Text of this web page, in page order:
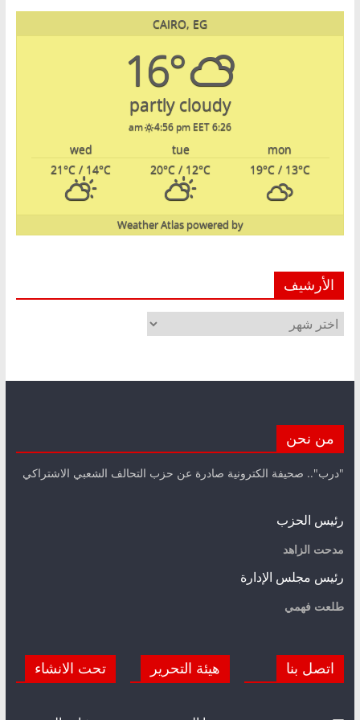
CAIRO, EG
16°
partly cloudy
6:26 am
4:56 pm EET
mon
tue
wed
19°C/ 13°C
20°C / 12°C
21°C / 14°C
powered by
Weather Atlas
الأرشيف
الأرشيف
من نحن
"درب".. صحيفة الكترونية صادرة عن حزب التحالف الشعبي الاشتراكي
رئيس الحزب
مدحت الزاهد
رئيس مجلس الإدارة
طلعت فهمي
اتصل بنا هيئة التحرير تحت الانشاء